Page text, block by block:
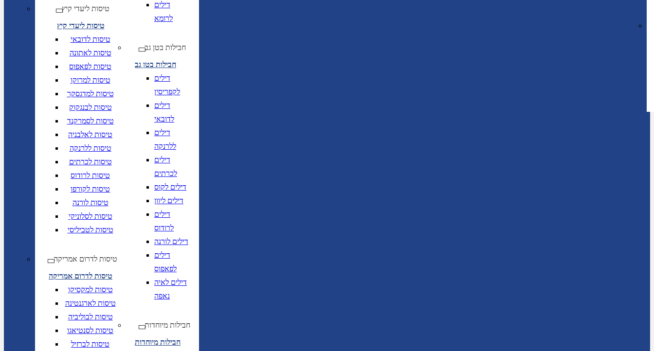
טיסות ליעדי קיץ
טיסות ליעדי קיץ
טיסות לדובאי
טיסות לאתונה
טיסות לפאפוס
טיסות למרוקו
טיסות למדגסקר
טיסות לבנגקוק
טיסות לסמרקנד
טיסות לאלבניה
טיסות ללרנקה
טיסות לכרתים
טיסות לרודוס
טיסות לקורפו
טיסות לורנה
טיסות לסלוניקי
טיסות לטביליסי
טיסות לדרום אמריקה
טיסות לדרום אמריקה
טיסות למקסיקו
טיסות לארגנטינה
טיסות לבוליביה
טיסות לסנטיאגו
טיסות לברזיל
דילים
לרומא
חבילות בטן גב
חבילות בטן גב
דילים
לקפריסין
דילים
לדובאי
דילים
ללרנקה
דילים
לכרתים
דילים לקוס
דילים ליוון
דילים
לרודוס
דילים לורנה
דילים
לפאפוס
דילים לאיה
נאפה
חבילות מיוחדות
חבילות מיוחדות